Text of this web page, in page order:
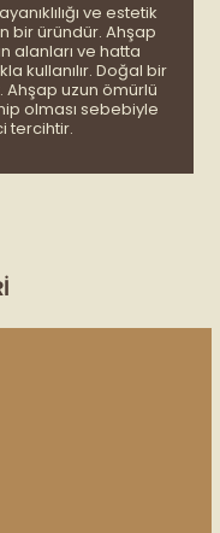
ve estetik
bir üründür. Ahşap
alanları ve hatta
kullanılır. Doğal bir
uzun ömürlü
olması sebebiyle
tercihtir.